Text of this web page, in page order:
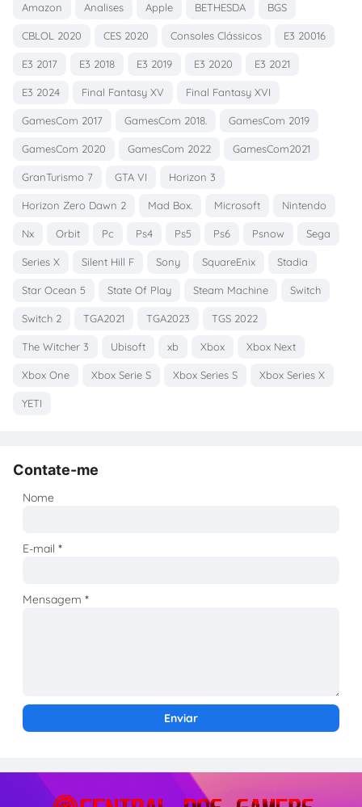
Amazon Analises Apple BETHESDA BGS
CBLOL 2020 CES 2020 Consoles Clássicos E3 20016
E3 2017 E3 2018 E3 2019 E3 2020 E3 2021
E3 2024 Final Fantasy XV Final Fantasy XVI
GamesCom 2017 GamesCom 2018. GamesCom 2019
GamesCom 2020 GamesCom 2022 GamesCom2021
GranTurismo 7 GTA VI Horizon 3
Horizon Zero Dawn 2 Mad Box. Microsoft Nintendo
Nx Orbit Pc Ps4 Ps5 Ps6 Psnow Sega
Series X Silent Hill F Sony SquareEnix Stadia
Star Ocean 5 State Of Play Steam Machine Switch
Switch 2 TGA2021 TGA2023 TGS 2022
The Witcher 3 Ubisoft xb Xbox Xbox Next
Xbox One Xbox Serie S Xbox Series S Xbox Series X
YETI
Contate-me
Nome
E-mail*
Mensagem*